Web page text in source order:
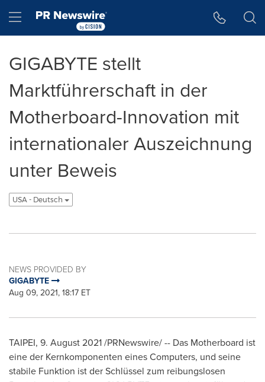
Hamburger menu
GIGABYTE stellt
Marktführerschaft in der
Motherboard-Innovation mit
internationaler Auszeichnung
unter Beweis
USA - Deutsch
NEWS PROVIDED BY
GIGABYTE
Aug 09, 2021, 18:17 ET
TAIPEI, 9. August 2021 /PRNewswire/ -- Das Motherboard ist
eine der Kernkomponenten eines Computers, und seine
stabile Funktion ist der Schlüssel zum reibungslosen